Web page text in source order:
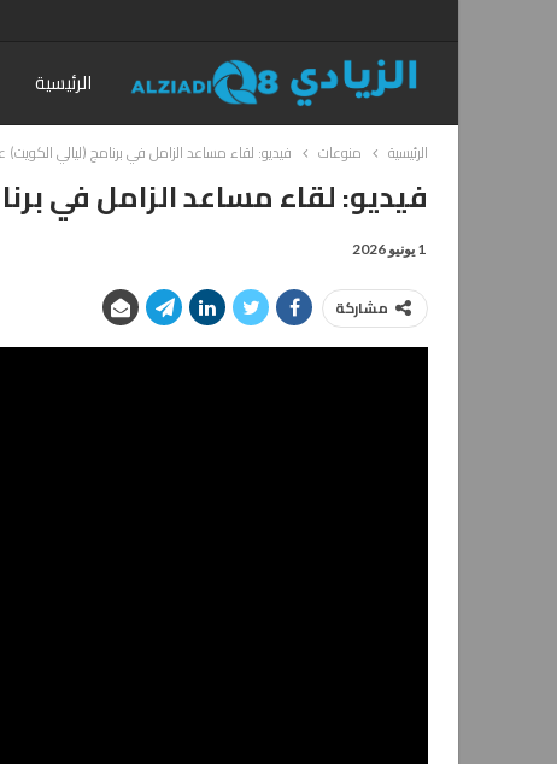
الرئيسية
الرئيسية منوعات فيديو: لقاء مساعد الزامل في برنامج (ليالي الكويت)
فيديو: لقاء مساعد الزامل في
1 يونيو 2026
مشاركة